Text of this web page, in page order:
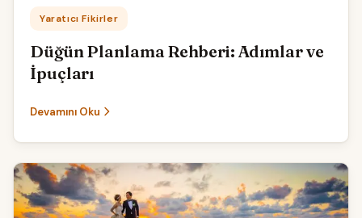
Kategori:
Yaratıcı Fikirler
Düğün Planlama Rehberi: Adımlar ve
İpuçları
Devamını Oku